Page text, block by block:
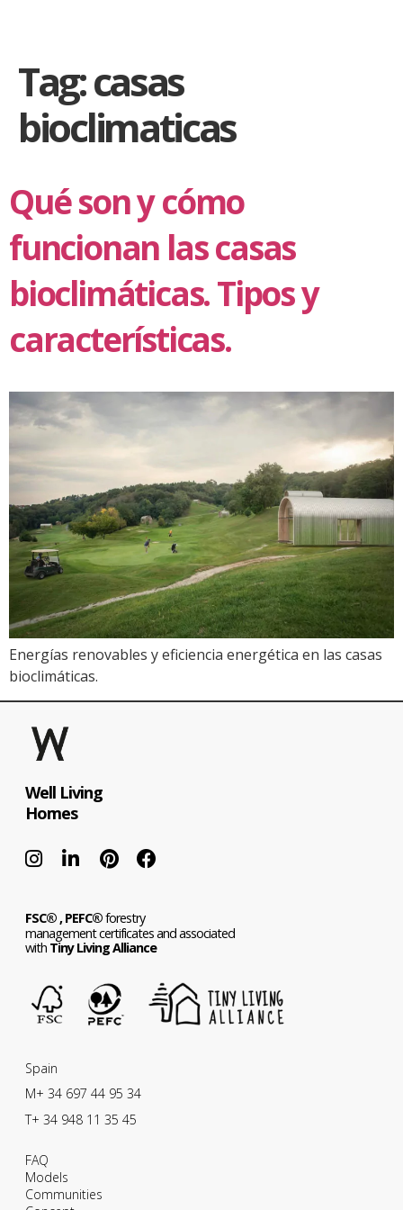
Tag:casas
bioclimaticas
Qué son y cómo
funcionan las casas
bioclimáticas. Tipos y
características.
Energías renovables y eficiencia energética en las casas
bioclimáticas.
Well Living
Homes
FSC® , PEFC®forestry
management certificates and associated
with Tiny Living Alliance
Spain
M+ 34 697 44 95 34
T+ 34 948 11 35 45
FAQ
Models
Communities